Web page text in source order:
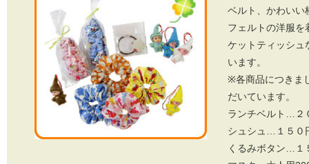
ベルト、かわいい
フェルトの洋服を
ケットティッシュ
います。
※各商品につきま
だいています。
ランチベルト…２
シュシュ…１５０
くるみボタン…１